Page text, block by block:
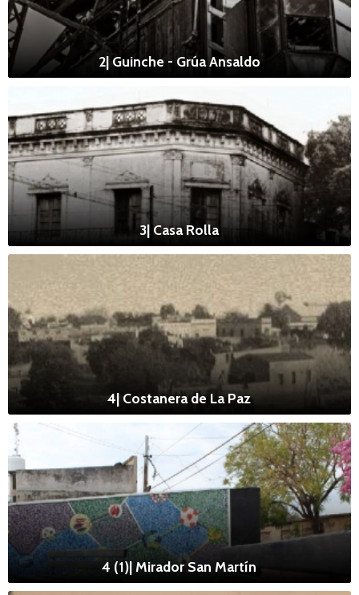
2| Guinche - Grúa Ansaldo
3| Casa Rolla
4| Costanera de La Paz
4 (1)| Mirador San Martín